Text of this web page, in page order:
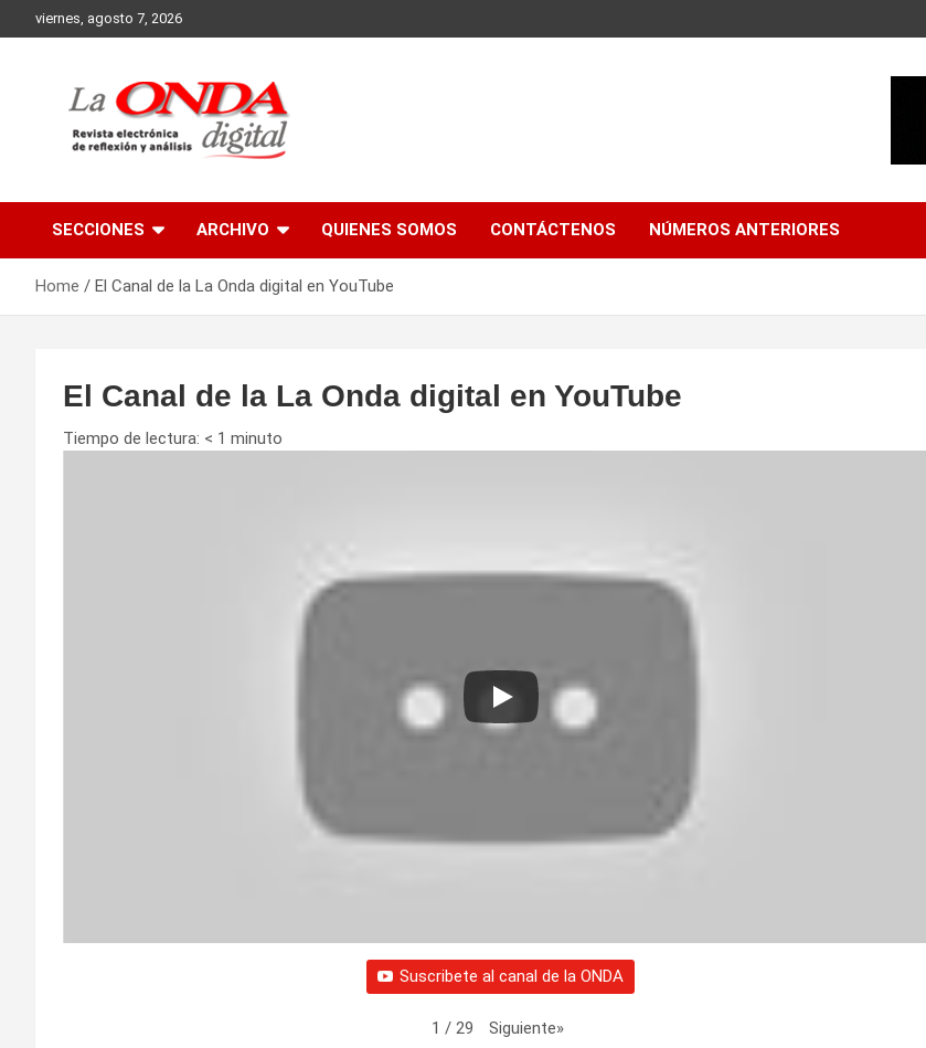
to
viernes, agosto 7, 2026
SECCIONES ARCHIVO QUIENES SOMOS CONTÁCTENOS NÚMEROS ANTERIORES
Home El Canal de la La Onda digital en YouTube
El Canal de la La Onda digital en YouTube
Tiempo de lectura: < 1 minuto
Suscribete al canal de la ONDA
1 / 29 Siguiente»